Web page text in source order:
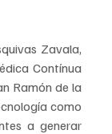
Zavala,
Contínua
Ramón de la
como
a generar